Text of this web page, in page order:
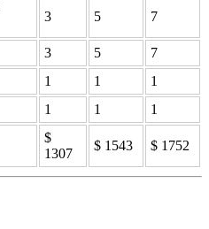
3 5 7
3 5
7
1 1
1
1 1 1
$
1307
$ 1543 $ 1752